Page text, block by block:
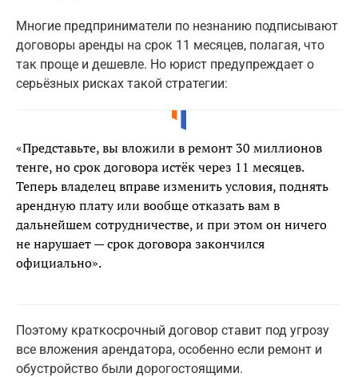
Многие предприниматели по незнанию подписывают
договоры аренды на срок 11 месяцев, полагая, что
так проще и дешевле. Но юрист предупреждает о
серьёзных рисках такой стратегии:
«Представьте, вы вложили в ремонт 30 миллионов
тенге, но срок договора истёк через 11 месяцев.
Теперь владелец вправе изменить условия, поднять
арендную плату или вообще отказать вам в
дальнейшем сотрудничестве, и при этом он ничего
не нарушает — срок договора закончился
официально».
Поэтому краткосрочный договор ставит под угрозу
все вложения арендатора, особенно если ремонт и
обустройство были дорогостоящими.